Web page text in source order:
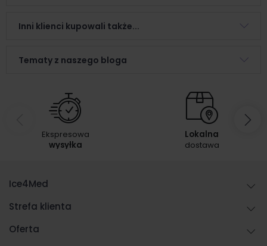
Inni klienci kupowali także...
Tematy z naszego bloga
Ekspresowa
wysyłka
Lokalna
dostawa
Ice4Med
Strefa klienta
Oferta